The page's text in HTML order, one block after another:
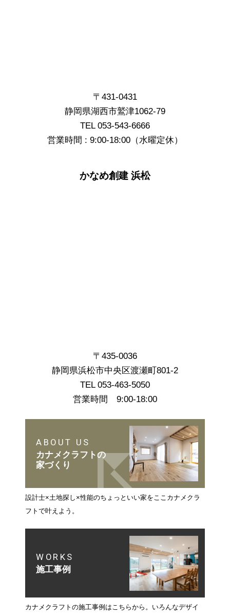
〒431-0431
静岡県湖西市鷲津1062-79
TEL 053-543-6666
営業時間 : 9:00-18:00（水曜定休）
かなめ創建 浜松
〒435-0036
静岡県浜松市中央区渡瀬町801-2
TEL 053-463-5050
営業時間 9:00-18:00
ABOUT US
カナメクラフトの
家づくり
設計士×土地探し×性能のちょっといい家をここカナメクラ
フトで叶えよう。
WORKS
施工事例
カナメクラフトの施工事例はこちらから。いろんなデザイ